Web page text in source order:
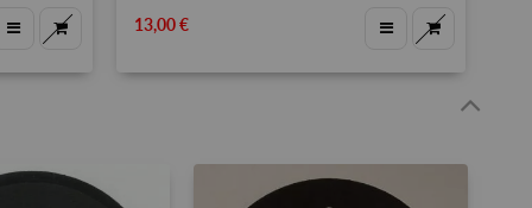
13,00 €